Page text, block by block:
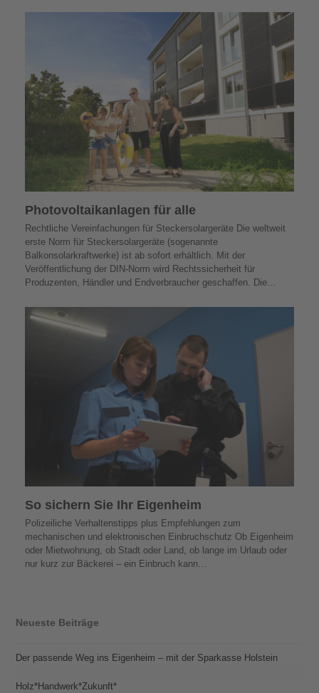
Photovoltaik­­anlagen für alle
Rechtliche Vereinfachungen für Steckersolargeräte Die weltweit
erste Norm für Steckersolargeräte (sogenannte
Balkonsolarkraftwerke) ist ab sofort erhältlich. Mit der
Veröffentlichung der DIN-Norm wird Rechtssicherheit für
Produzenten, Händler und Endverbraucher geschaffen. Die…
So sichern Sie Ihr Eigenheim
Polizeiliche Verhaltenstipps plus Empfehlungen zum
mechanischen und elektronischen Einbruchschutz Ob Eigenheim
oder Mietwohnung, ob Stadt oder Land, ob lange im Urlaub oder
nur kurz zur Bäckerei – ein Einbruch kann…
Neueste Beiträge
Der passende Weg ins Eigenheim – mit der Sparkasse Holstein
Holz*Handwerk*Zukunft*